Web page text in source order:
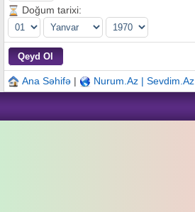
Doğum tarixi:
Ana Səhifə | Nurum.Az | Sevdim.Az